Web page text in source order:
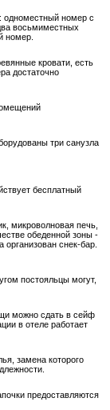
одноместный номер с
восьмиместных
номер.
кровати, есть
достаточно
три санузла
бесплатный
микроволновая печь,
обеденной зоны -
организован снек-бар.
постояльцы могут,
можно сдать в сейф
в отеле работает
замена которого
предоставляются